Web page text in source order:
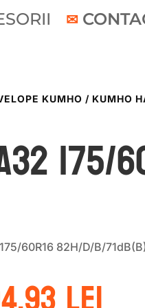
KUMHO / KUMHO
175/
60R16 82H/D/B/